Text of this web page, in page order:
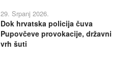
29. Srpanj 2026.
Dok hrvatska policija čuva
Pupovčeve provokacije, državni
vrh šuti